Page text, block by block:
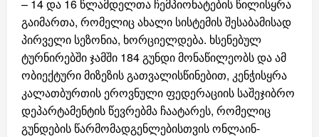
– 14 და 16 წლამდელთა ჩემპიონატების წილისყრა
გაიმართა, რომელიც ახალი სისტემის შესაბამისად
პირველი სეზონია, ხორციელდება. ხსენებულ
ტურნირებში ჯამში 184 გუნდი მონაწილეობს და ამ
ობიექტური მიზეზის გათვალისწინებით, კენჭისყრა
კალათბურთის ეროვნული ფედერაციის საშეჯიბრო
დეპარტამენტის წევრებმა ჩაატარეს, რომელიც
გუნდების წარმომადგენლებისთვის ონლაინ-